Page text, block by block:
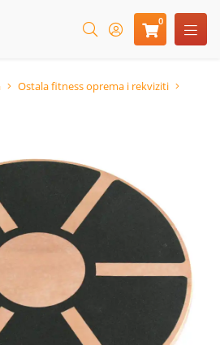
0
Ostala fitness oprema i rekviziti